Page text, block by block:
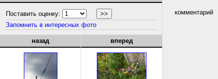
Поставить оценку:
Запомнить в интересных фото
назад вперед
комментарий